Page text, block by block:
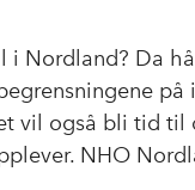
i Nordland? Da
vil også bli tid
NHO